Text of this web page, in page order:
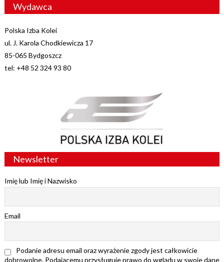
Wydawca
Polska Izba Kolei
ul. J. Karola Chodkiewicza 17
85-065 Bydgoszcz
tel: +48 52 324 93 80
Newsletter
Imię lub Imię i Nazwisko
Email
Podanie adresu email oraz wyrażenie zgody jest całkowicie
dobrowolne. Podającemu przysługuje prawo do wglądu w swoje dane